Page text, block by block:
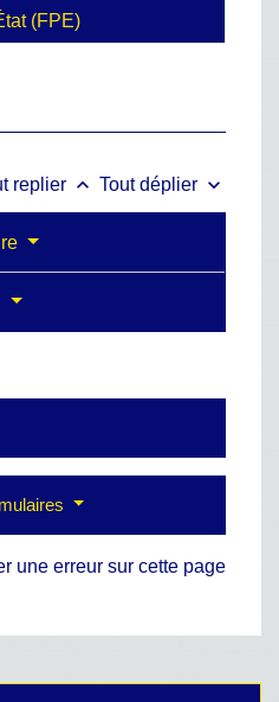
(FPE)
replier keyboard_arrow_up Tout déplier keyboard_arrow_down
une erreur sur cette page